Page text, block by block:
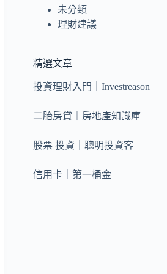
未分類
理財建議
精選文章
投資理財入門｜Investreason
二胎房貸｜房地產知識庫
股票 投資｜聰明投資客
信用卡｜第一桶金